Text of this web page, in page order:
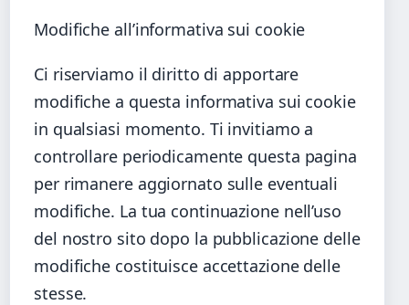
Modifiche all’informativa sui cookie
Ci riserviamo il diritto di apportare
modifiche a questa informativa sui cookie
in qualsiasi momento. Ti invitiamo a
controllare periodicamente questa pagina
per rimanere aggiornato sulle eventuali
modifiche. La tua continuazione nell’uso
del nostro sito dopo la pubblicazione delle
modifiche costituisce accettazione delle
stesse.